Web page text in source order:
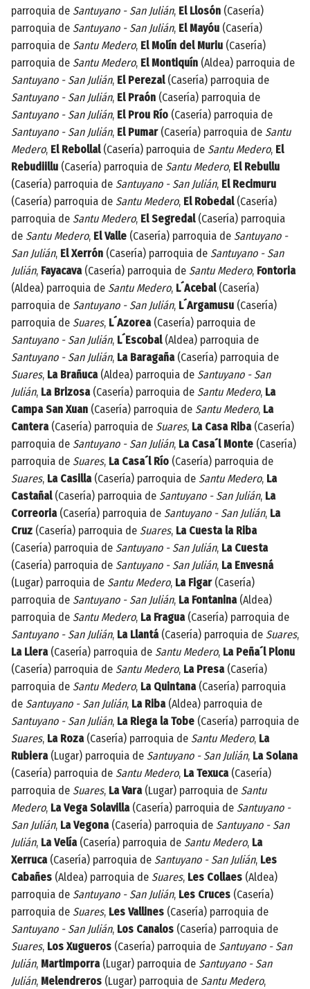
parroquia de Santuyano - San Julián, El Llosón (Casería)
parroquia de Santuyano - San Julián, El Mayóu (Casería)
parroquia de Santu Medero, El Molín del Muriu (Casería)
parroquia de Santu Medero, El Montiquín (Aldea) parroquia de
Santuyano - San Julián, El Perezal(Casería) parroquia de
Santuyano - San Julián, El Praón (Casería) parroquia de
Santuyano - San Julián, El Prou Río (Casería) parroquia de
Santuyano - San Julián, El Pumar(Casería) parroquia de Santu
Medero, El Rebollal(Casería) parroquia de Santu Medero, El
Rebudiillu (Casería) parroquia de Santu Medero, El Rebullu
(Casería) parroquia de Santuyano - San Julián, El Recimuru
(Casería) parroquia de Santu Medero, El Robedal(Casería)
parroquia de Santu Medero, El Segredal(Casería) parroquia
de Santu Medero, El Valle (Casería) parroquia de Santuyano -
San Julián, El Xerrón (Casería) parroquia de Santuyano - San
Julián, Fayacava(Casería) parroquia de Santu Medero, Fontoria
(Aldea) parroquia de Santu Medero, L´Acebal(Casería)
parroquia de Santuyano - San Julián, L´Argamusu (Casería)
parroquia de Suares, L´Azorea(Casería) parroquia de
Santuyano - San Julián, L´Escobal(Aldea) parroquia de
Santuyano - San Julián, La Baragaña(Casería) parroquia de
Suares, La Brañuca(Aldea) parroquia de Santuyano - San
Julián, La Brizosa(Casería) parroquia de Santu Medero, La
Campa San Xuan (Casería) parroquia de Santu Medero, La
Cantera(Casería) parroquia de Suares, La Casa Riba(Casería)
parroquia de Santuyano - San Julián, La Casa´l Monte (Casería)
parroquia de Suares, La Casa´l Río (Casería) parroquia de
Suares, La Casilla(Casería) parroquia de Santu Medero, La
Castañal(Casería) parroquia de Santuyano - San Julián, La
Correoria(Casería) parroquia de Santuyano - San Julián, La
Cruz (Casería) parroquia de Suares, La Cuesta la Riba
(Casería) parroquia de Santuyano - San Julián, La Cuesta
(Casería) parroquia de Santuyano - San Julián, La Envesná
(Lugar) parroquia de Santu Medero, La Figar(Casería)
parroquia de Santuyano - San Julián, La Fontanina(Aldea)
parroquia de Santu Medero, La Fragua(Casería) parroquia de
Santuyano - San Julián, La Llantá(Casería) parroquia de Suares,
La Llera(Casería) parroquia de Santu Medero, La Peña´l Plonu
(Casería) parroquia de Santu Medero, La Presa(Casería)
parroquia de Santu Medero, La Quintana(Casería) parroquia
de Santuyano - San Julián, La Riba(Aldea) parroquia de
Santuyano - San Julián, La Riega la Tobe (Casería) parroquia de
Suares, La Roza(Casería) parroquia de Santu Medero, La
Rubiera(Lugar) parroquia de Santuyano - San Julián, La Solana
(Casería) parroquia de Santu Medero, La Texuca(Casería)
parroquia de Suares, La Vara(Lugar) parroquia de Santu
Medero, La Vega Solavilla(Casería) parroquia de Santuyano -
San Julián, La Vegona(Casería) parroquia de Santuyano - San
Julián, La Velía(Casería) parroquia de Santu Medero, La
Xerruca(Casería) parroquia de Santuyano - San Julián, Les
Cabañes (Aldea) parroquia de Suares, Les Collaes (Aldea)
parroquia de Santuyano - San Julián, Les Cruces (Casería)
parroquia de Suares, Les Vallines (Casería) parroquia de
Santuyano - San Julián, Los Canalos (Casería) parroquia de
Suares, Los Xugueros (Casería) parroquia de Santuyano - San
Julián, Martimporra(Lugar) parroquia de Santuyano - San
Julián, Melendreros (Lugar) parroquia de Santu Medero,